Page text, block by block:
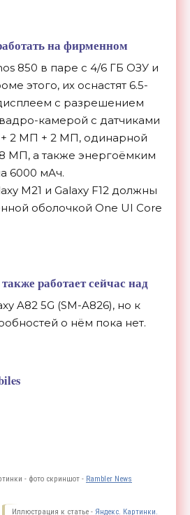
на фирменном
850 в паре с 4/6 ГБ ОЗУ и
этого, их оснастят 6.5-
с разрешением
камерой с датчиками
2 МП + 2 МП, одинарной
МП, а также энергоёмким
6000 мАч.
M21 и Galaxy F12 должны
оболочкой One UI Core
работает сейчас над
A82 5G (SM-A826), но к
о нём пока нет.
- фото скриншот - Rambler News
Иллюстрация к статье - Яндекс. Картинки.